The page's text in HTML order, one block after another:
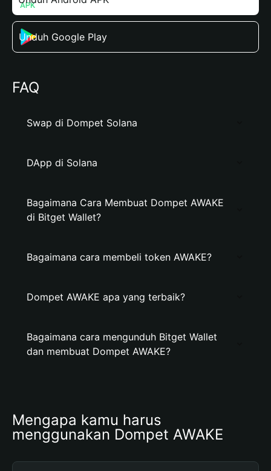
Unduh Google Play
FAQ
Swap di Dompet Solana
DApp di Solana
Bagaimana Cara Membuat Dompet AWAKE
di Bitget Wallet?
Bagaimana cara membeli token AWAKE?
Dompet AWAKE apa yang terbaik?
Bagaimana cara mengunduh Bitget Wallet
dan membuat Dompet AWAKE?
Mengapa kamu harus
menggunakan Dompet AWAKE